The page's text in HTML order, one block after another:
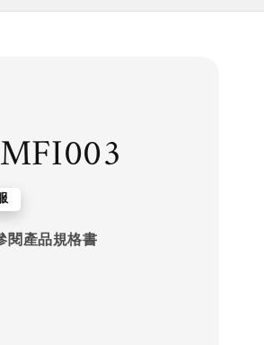
閱產品規格書